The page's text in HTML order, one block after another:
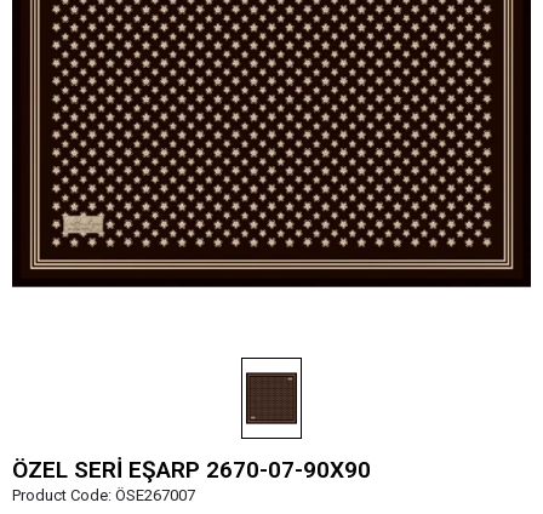
ÖZEL SERİ EŞARP 2670-07-90X90
Product Code: ÖSE267007